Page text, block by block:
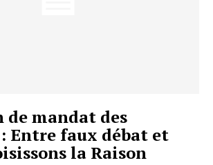
mandat des
Entre faux débat et
la Raison